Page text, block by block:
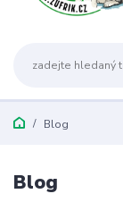
Blog
Blog